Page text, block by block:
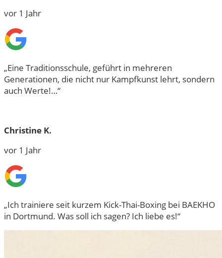
vor 1 Jahr
„Eine Traditionsschule, geführt in mehreren
Generationen, die nicht nur Kampfkunst lehrt, sondern
auch Werte!…“
Christine K.
vor 1 Jahr
„Ich trainiere seit kurzem Kick-Thai-Boxing bei BAEKHO
in Dortmund. Was soll ich sagen? Ich liebe es!“